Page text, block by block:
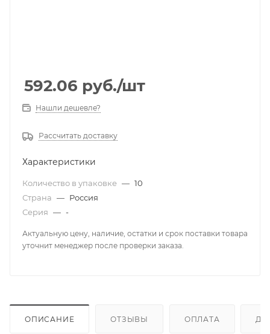
592.06 руб./шт
Нашли дешевле?
Рассчитать доставку
Характеристики
Количество в упаковке — 10
Страна — Россия
Серия — -
Актуальную цену, наличие, остатки и срок поставки товара
уточнит менеджер после проверки заказа.
ОПИСАНИЕ ОТЗЫВЫ ОПЛАТА